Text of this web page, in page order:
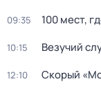
09:35 100 мест,
10:15 Везучий
12:10 Скорый